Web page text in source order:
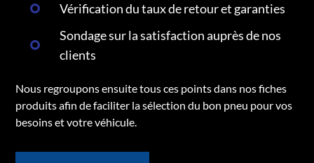
Vérification du taux de retour et garanties
Sondage sur la satisfaction auprès de nos
clients
Nous regroupons ensuite tous ces points dans nos fiches
produits afin de faciliter la sélection du bon pneu pour vos
besoins et votre véhicule.